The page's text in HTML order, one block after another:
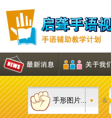
手形图片... &